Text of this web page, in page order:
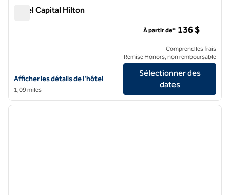
Hôtel Capital Hilton
Afficher les détails de l'hôtel Capital Hilton
Afficher les détails de l'hôtel
1,09 miles
À partir de* 136 $
Comprend les frais
Remise Honors, non remboursable
Sélectionner des
dates
1/12
1 sur 12